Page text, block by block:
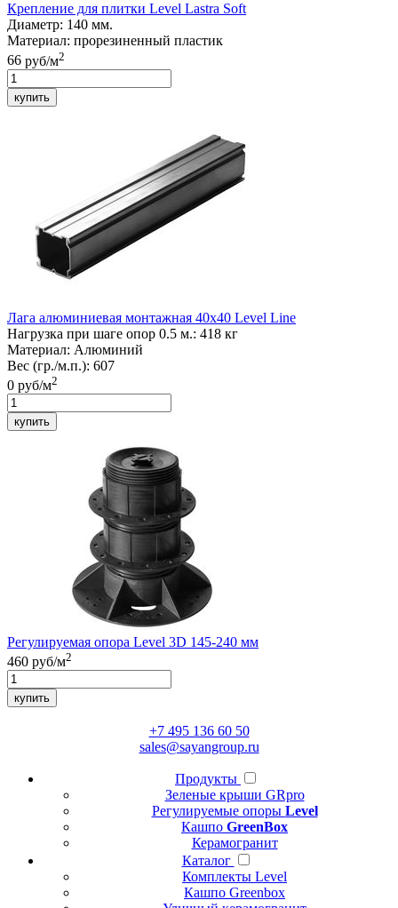
Крепление для плитки Level Lastra Soft
Диаметр: 140 мм.
Материал: прорезиненный пластик
66 руб/м2
купить
Лага алюминиевая монтажная 40х40 Level Line
Нагрузка при шаге опор 0.5 м.: 418 кг
Материал: Алюминий
Вес (гр./м.п.): 607
0 руб/м2
купить
Регулируемая опора Level 3D 145-240 мм
460 руб/м2
купить
+7 495 136 60 50
sales@sayangroup.ru
Продукты
Зеленые крыши GRpro
Регулируемые опоры Level
Кашпо GreenBox
Керамогранит
Каталог
Комплекты Level
Кашпо Greenbox